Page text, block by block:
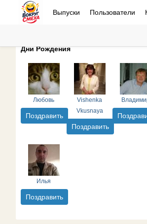
Выпуски Пользователи
Дни Рождения
Любовь
Поздравить
Vishenka
Vkusnaya
Поздравить
Илья
Поздравить